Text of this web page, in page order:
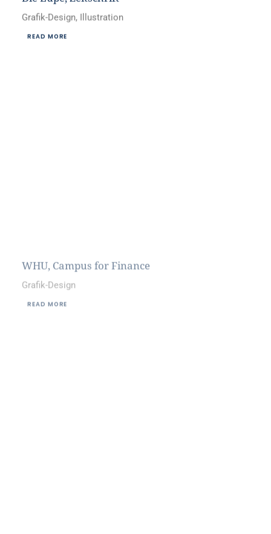
Grafik-Design, Illustration
READ MORE
Grafik-Design
READ MORE